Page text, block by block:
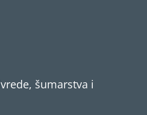
šumarstva i